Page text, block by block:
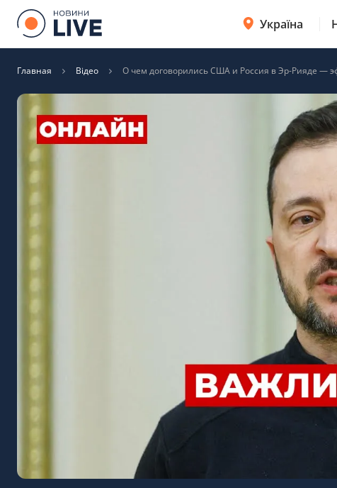
Україна
Главная Відео О чем договорились США и Россия в Эр-Рияде —